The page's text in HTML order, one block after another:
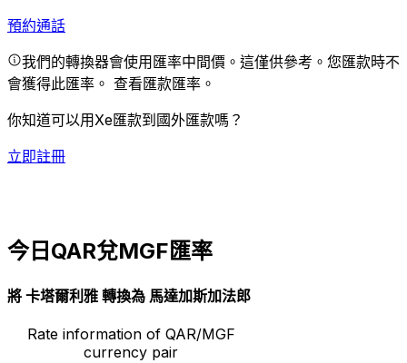
預約通話
我們的轉換器會使用匯率中間價。這僅供參考。您匯款時不
會獲得此匯率。 查看匯款匯率。
你知道可以用Xe匯款到國外匯款嗎？
立即註冊
今日QAR兌MGF匯率
將 卡塔爾利雅 轉換為 馬達加斯加法郎
Rate information of QAR/MGF
currency pair